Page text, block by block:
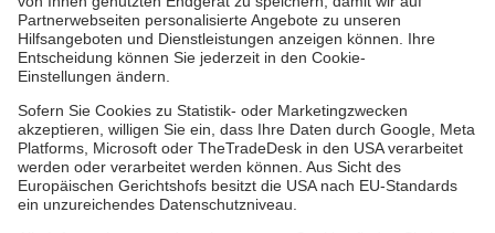
Medizin & Pflege
Zentren
Patienten
Karriere